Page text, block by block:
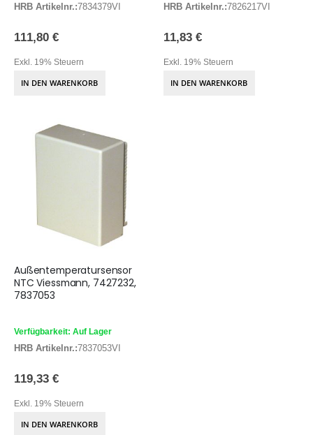
HRB Artikelnr.:7834379VI
111,80 €
Exkl. 19% Steuern
IN DEN WARENKORB
HRB Artikelnr.:7826217VI
11,83 €
Exkl. 19% Steuern
IN DEN WARENKORB
Außentemperatursensor
NTC Viessmann, 7427232,
7837053
Verfügbarkeit: Auf Lager
HRB Artikelnr.:7837053VI
119,33 €
Exkl. 19% Steuern
IN DEN WARENKORB